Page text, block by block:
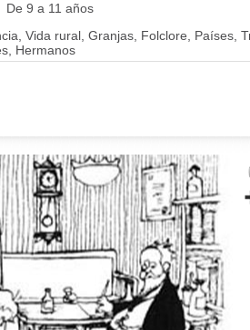
De 9 a 11 años
Vida rural, Granjas, Folclore, Países,
Hermanos